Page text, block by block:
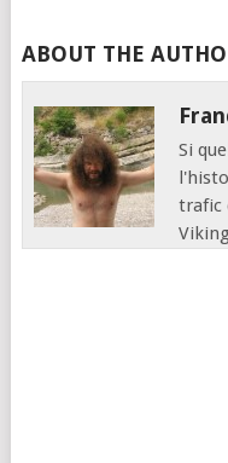
ABOUT THE
Si
trafic